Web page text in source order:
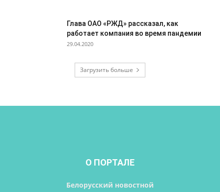
Глава ОАО «РЖД» рассказал, как
работает компания во время пандемии
29.04.2020
Загрузить больше
О ПОРТАЛЕ
Белорусский новостной